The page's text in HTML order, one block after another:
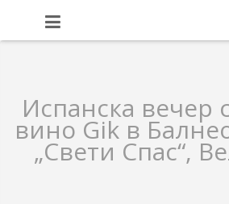
Испанска вечер
вино Gik в
„Свети Спас“,